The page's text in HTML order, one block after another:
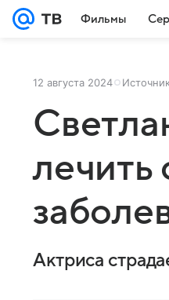
Фильмы
12 августа 2024
лечить
Актриса